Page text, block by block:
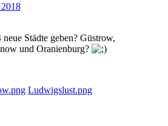
Städte geben? Güstrow,
und Oranienburg?
Ludwigslust.png